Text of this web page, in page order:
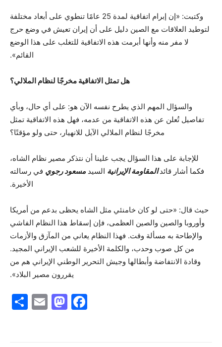
وكتبت: «إن إبرام اتفاقية لمدة 25 عامًا تنطوي على أبعاد مختلفة
لتوطيد العلاقات مع الصين دليل على أن إيران تعيش في وضع حرج
لا مفر منه وأنها أبرمت هذه الاتفاقية للتغلب على هذا الوضع
القائم».
هل تمثل الاتفاقية مخرجًا لنظام الملالي؟
والسؤال المهم الذي يطرح نفسه الآن هو: على أي حال، وبأي
تفاصيل تُعلن عن هذه الاتفاقية من عدمه، فهل هذه الاتفاقية تمثل
مخرجًا لنظام الملالي الآيل للانهيار، حتى ولو مؤقتًا؟
للإجابة على هذا السؤال يجب علينا أن نتذكر مصير نظام الشاه،
فكما أشار قائدالمقاومة الإيرانية السيد مسعود رجوي في رسالته
الأخيرة.
حيث قال: «حتى لو كان خامنئي مثل الشاه يحظى بدعم من أمريكا
وأوروبا والصين والصين العظمى، فإن إسقاط هذا النظام الفاشي
والإطاحة به مسألة وقت. فهذا النظام يعاني من المآزق والأزمات
من كل صوب وحدب، والكلمة الأخيرة للشعب الإيراني المجيد.
وقادة الانتفاضة وأبطالها وجيش التحرير الوطني الإيراني هم من
يقررون مصير البلاد».
F
M
E